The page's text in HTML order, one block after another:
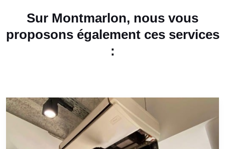
Sur Montmarlon, nous vous
proposons également ces services
: